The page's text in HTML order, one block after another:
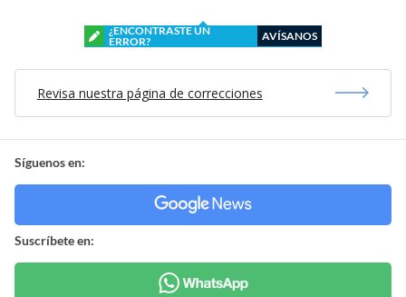
¿ENCONTRASTE UN
ERROR?
AVÍSANOS
Revisa nuestra página de correcciones
Síguenos en:
Suscríbete en: